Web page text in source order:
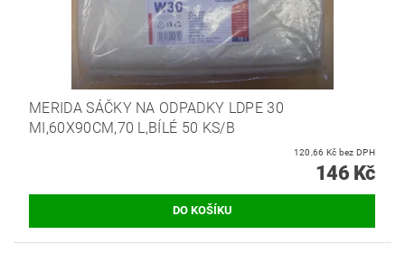
MERIDA SÁČKY NA ODPADKY LDPE 30
MI,60X90CM,70 L,BÍLÉ 50 KS/B
120,66 Kč bez DPH
146 Kč